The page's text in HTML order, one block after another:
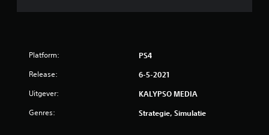
r
Platform: PS4
Release: 6-5-2021
Uitgever: KALYPSO MEDIA
Genres: Strategie, Simulatie